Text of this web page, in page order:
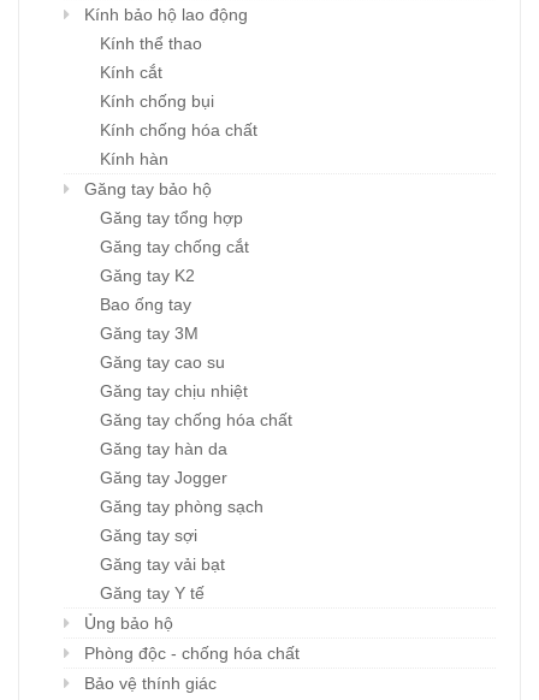
Kính bảo hộ lao động
Kính thể thao
Kính cắt
Kính chống bụi
Kính chống hóa chất
Kính hàn
Găng tay bảo hộ
Găng tay tổng hợp
Găng tay chống cắt
Găng tay K2
Bao ống tay
Găng tay 3M
Găng tay cao su
Găng tay chịu nhiệt
Găng tay chống hóa chất
Găng tay hàn da
Găng tay Jogger
Găng tay phòng sạch
Găng tay sợi
Găng tay vải bạt
Găng tay Y tế
Ủng bảo hộ
Phòng độc - chống hóa chất
Bảo vệ thính giác